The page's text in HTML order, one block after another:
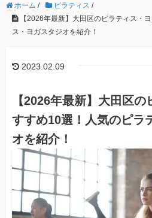
ホーム / ピラティス /
【2026年最新】大田区のピラティス・
ス・ヨガスタジオを紹介！
2023.02.09
【2026年最新】大田区
すすめ10選！人気のピラ
オを紹介！